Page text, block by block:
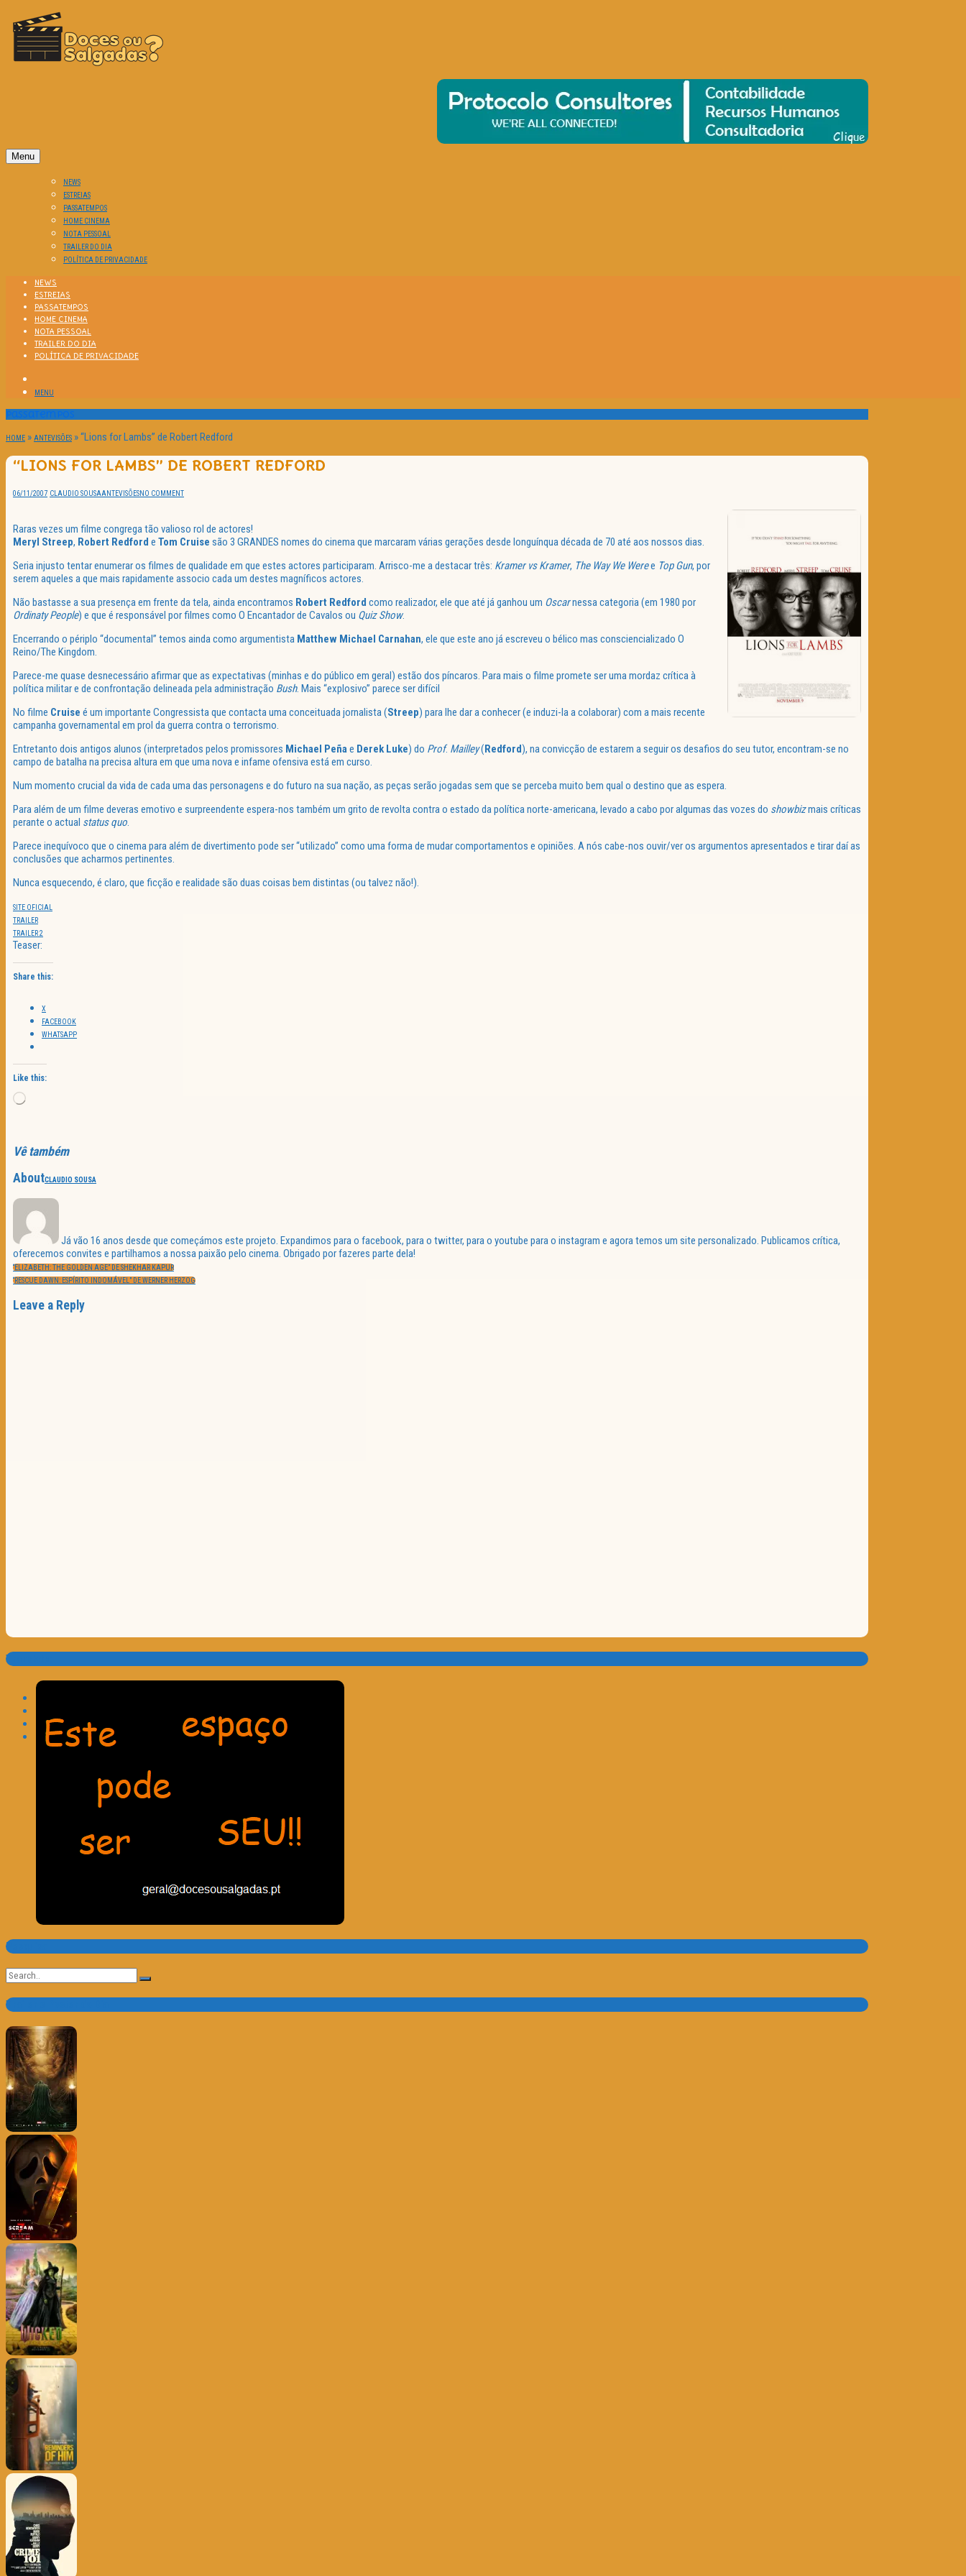
Menu
NEWS
ESTREIAS
PASSATEMPOS
HOME CINEMA
NOTA PESSOAL
TRAILER DO DIA
POLÍTICA DE PRIVACIDADE
NEWS
ESTREIAS
PASSATEMPOS
HOME CINEMA
NOTA PESSOAL
TRAILER DO DIA
POLÍTICA DE PRIVACIDADE
MENU
Passatempos
HOME » ANTEVISÕES »“Lions for Lambs” de Robert Redford
“LIONS FOR LAMBS” DE ROBERT REDFORD
06/11/2007 CLAUDIO SOUSAANTEVISÕESNO COMMENT
Raras vezes um filme congrega tão valioso rol de actores!
Meryl Streep, Robert Redford e Tom Cruise são 3 GRANDES nomes do cinema que marcaram várias gerações desde longuínqua década de 70 até aos nossos dias.
Seria injusto tentar enumerar os filmes de qualidade em que estes actores participaram. Arrisco-me a destacar três: Kramer vs Kramer, The Way We Weree Top Gun, por
serem aqueles a que mais rapidamente associo cada um destes magníficos actores.
Não bastasse a sua presença em frente da tela, ainda encontramos Robert Redford como realizador, ele que até já ganhou um Oscarnessa categoria (em 1980 por
Ordinaty People) e que é responsável por filmes como O Encantador de Cavalos ou Quiz Show.
Encerrando o périplo “documental” temos ainda como argumentista Matthew Michael Carnahan, ele que este ano já escreveu o bélico mas consciencializado O
Reino/The Kingdom.
Parece-me quase desnecessário afirmar que as expectativas (minhas e do público em geral) estão dos píncaros. Para mais o filme promete ser uma mordaz crítica à
política militar e de confrontação delineada pela administração Bush. Mais “explosivo” parece ser difícil
No filme Cruise é um importante Congressista que contacta uma conceituada jornalista (Streep) para lhe dar a conhecer (e induzi-la a colaborar) com a mais recente
campanha governamental em prol da guerra contra o terrorismo.
Entretanto dois antigos alunos (interpretados pelos promissores Michael Peñae Derek Luke) do Prof. Mailley(Redford), na convicção de estarem a seguir os desafios do seu tutor, encontram-se no
campo de batalha na precisa altura em que uma nova e infame ofensiva está em curso.
Num momento crucial da vida de cada uma das personagens e do futuro na sua nação, as peças serão jogadas sem que se perceba muito bem qual o destino que as espera.
Para além de um filme deveras emotivo e surpreendente espera-nos também um grito de revolta contra o estado da política norte-americana, levado a cabo por algumas das vozes do showbizmais críticas
perante o actual status quo.
Parece inequívoco que o cinema para além de divertimento pode ser “utilizado” como uma forma de mudar comportamentos e opiniões. A nós cabe-nos ouvir/ver os argumentos apresentados e tirar daí as
conclusões que acharmos pertinentes.
Nunca esquecendo, é claro, que ficção e realidade são duas coisas bem distintas (ou talvez não!).
SITE OFICIAL
TRAILER
TRAILER 2
Teaser:
Share this:
X
FACEBOOK
WHATSAPP
Like this:
Loading…
Vê também
AboutCLAUDIO SOUSA
Já vão 16 anos desde que começámos este projeto. Expandimos para o facebook, para o twitter, para o youtube para o instagram e agora temos um site personalizado. Publicamos crítica,
oferecemos convites e partilhamos a nossa paixão pelo cinema. Obrigado por fazeres parte dela!
Navegação
de
artigos
PREVIOUS
POST:
“ELIZABETH: THE GOLDEN AGE” DE SHEKHAR KAPUR
NEXT
POST:
“RESCUE DAWN: ESPÍRITO INDOMÁVEL” DE WERNER HERZOG
Leave a Reply
Translate:
Pesquisa
Search
for:
Trailer e Poster do Dia